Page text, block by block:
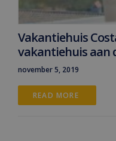
Vakantiehuis
vakantiehuis aan
november 5, 2019
READ MORE